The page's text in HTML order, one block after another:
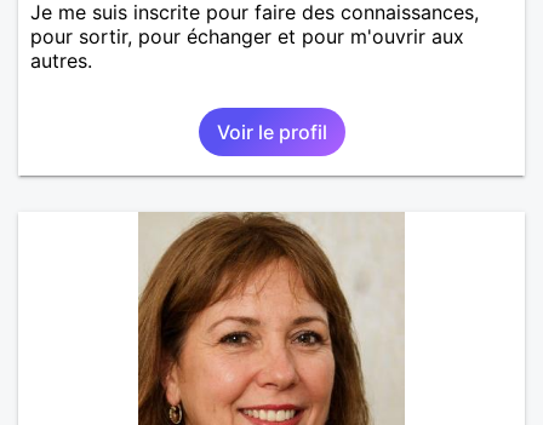
Je me suis inscrite pour faire des connaissances,
pour sortir, pour échanger et pour m'ouvrir aux
autres.
Voir le profil